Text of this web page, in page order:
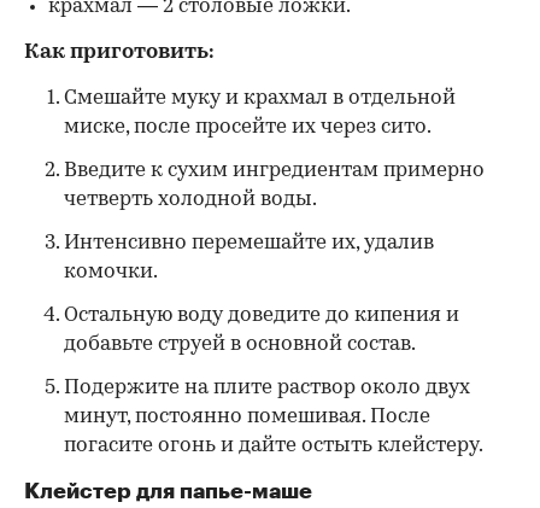
крахмал — 2 столовые ложки.
Как приготовить:
Смешайте муку и крахмал в отдельной
миске, после просейте их через сито.
Введите к сухим ингредиентам примерно
четверть холодной воды.
Интенсивно перемешайте их, удалив
комочки.
Остальную воду доведите до кипения и
добавьте струей в основной состав.
Подержите на плите раствор около двух
минут, постоянно помешивая. После
погасите огонь и дайте остыть клейстеру.
Клейстер для папье-маше